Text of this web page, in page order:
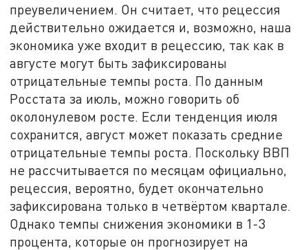
преувеличением. Он считает, что рецессия
действительно ожидается и, возможно, наша
экономика уже входит в рецессию, так как в
августе могут быть зафиксированы
отрицательные темпы роста. По данным
Росстата за июль, можно говорить об
околонулевом росте. Если тенденция июля
сохранится, август может показать средние
отрицательные темпы роста. Поскольку ВВП
не рассчитывается по месяцам официально,
рецессия, вероятно, будет окончательно
зафиксирована только в четвёртом квартале.
Однако темпы снижения экономики в 1-3
процента, которые он прогнозирует на